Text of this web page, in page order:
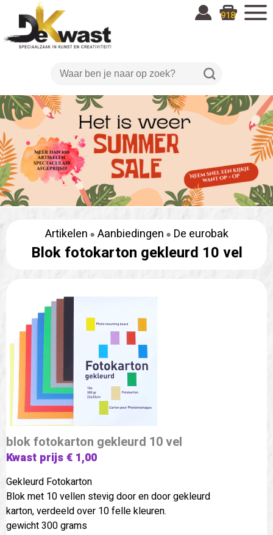
918
Artikelen Aanbiedingen De eurobak
Blok fotokarton gekleurd 10 vel
blok fotokarton gekleurd 10 vel
Kwast prijs € 1,00
Gekleurd Fotokarton
Blok met 10 vellen stevig door en door gekleurd
karton, verdeeld over 10 felle kleuren.
gewicht 300 grams